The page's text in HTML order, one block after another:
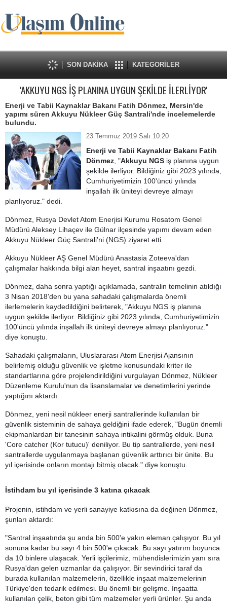
SON DAKİKA KATEGORİLER
'AKKUYU NGS İŞ PLANINA UYGUN ŞEKİLDE İLERLİYOR'
Enerji ve Tabii Kaynaklar Bakanı Fatih Dönmez, Mersin'de
yapımı süren Akkuyu Nükleer Güç Santrali'nde incelemelerde
bulundu.
23 Temmuz 2019 Salı 10:20
Enerji ve Tabii Kaynaklar Bakanı Fatih
Dönmez , "Akkuyu NGS iş planına uygun
şekilde ilerliyor. Bildiğiniz gibi 2023 yılında,
Cumhuriyetimizin 100'üncü yılında
inşallah ilk üniteyi devreye almayı
planlıyoruz." dedi.
Dönmez, Rusya Devlet Atom Enerjisi Kurumu Rosatom Genel
Müdürü Aleksey Lihaçev ile Gülnar ilçesinde yapımı devam eden
Akkuyu Nükleer Güç Santrali'ni (NGS) ziyaret etti.
Akkuyu Nükleer AŞ Genel Müdürü Anastasia Zoteeva'dan
çalışmalar hakkında bilgi alan heyet, santral inşaatını gezdi.
Dönmez, daha sonra yaptığı açıklamada, santralin temelinin atıldığı
3 Nisan 2018'den bu yana sahadaki çalışmalarda önemli
ilerlemelerin kaydedildiğini belirterek, "Akkuyu NGS iş planına
uygun şekilde ilerliyor. Bildiğiniz gibi 2023 yılında, Cumhuriyetimizin
100'üncü yılında inşallah ilk üniteyi devreye almayı planlıyoruz."
diye konuştu.
Sahadaki çalışmaların, Uluslararası Atom Enerjisi Ajansının
belirlemiş olduğu güvenlik ve işletme konusundaki kriter ile
standartlarına göre projelendirildiğini vurgulayan Dönmez, Nükleer
Düzenleme Kurulu'nun da lisanslamalar ve denetimlerini yerinde
yaptığını aktardı.
Dönmez, yeni nesil nükleer enerji santrallerinde kullanılan bir
güvenlik sisteminin de sahaya geldiğini ifade ederek, "Bugün önemli
ekipmanlardan bir tanesinin sahaya intikalini görmüş olduk. Buna
'Core catcher (Kor tutucu)' deniliyor. Bu tip santrallerde, yeni nesil
santrallerde uygulanmaya başlanan güvenlik arttırıcı bir ünite. Bu
yıl içerisinde onların montajı bitmiş olacak." diye konuştu.
İstihdam bu yıl içerisinde 3 katına çıkacak
Projenin, istihdam ve yerli sanayiye katkısına da değinen Dönmez,
şunları aktardı:
"Santral inşaatında şu anda bin 500'e yakın eleman çalışıyor. Bu yıl
sonuna kadar bu sayı 4 bin 500'e çıkacak. Bu sayı yatırım boyunca
da 10 binlere ulaşacak. Yerli işçilerimiz, mühendislerimizin yanı sıra
Rusya'dan gelen uzmanlar da çalışıyor. Bir sevindirici taraf da
burada kullanılan malzemelerin, özellikle inşaat malzemelerinin
Türkiye'den tedarik edilmesi. Bu önemli bir gelişme. İnşaatta
kullanılan çelik, beton gibi tüm malzemeler yerli ürünler. Şu anda